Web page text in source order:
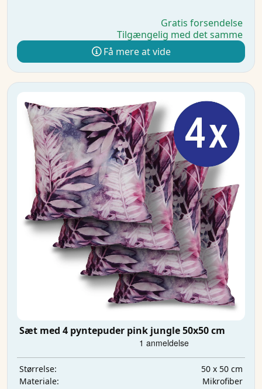
Gratis forsendelse
Tilgængelig med det samme
Få mere at vide
Sæt med 4 pyntepuder pink jungle 50x50 cm
Størrelse:
50 x 50 cm
Materiale:
Mikrofiber